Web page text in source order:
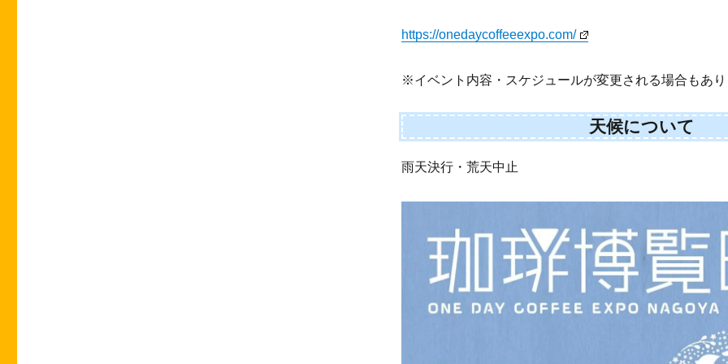
https://onedaycoffeeexpo.com/
※イベント内容・スケジュールが変更される場合もあ
天候について
雨天決行・荒天中止